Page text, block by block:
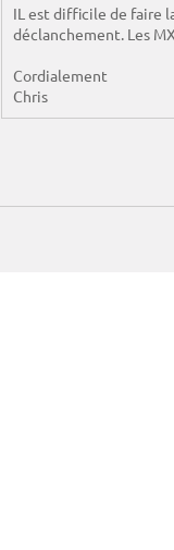
IL est difficile de faire
déclanchement. Les
Cordialement
Chris